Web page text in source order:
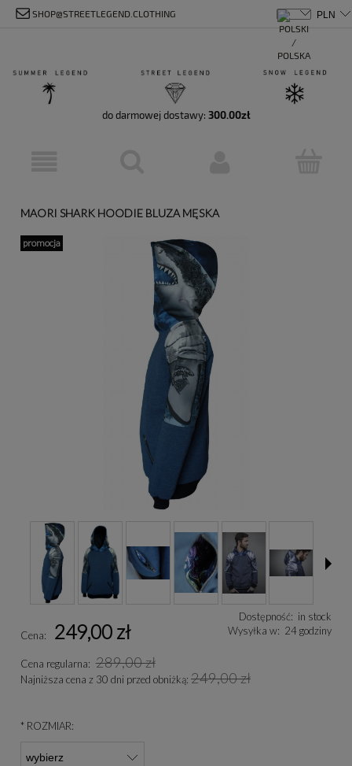
SHOP@STREETLEGEND.CLOTHING
do darmowej dostawy: 300.00zł
MAORI SHARK HOODIE BLUZA MĘSKA
promocja
Dostępność: in stock
Wysyłka w: 24 godziny
Cena: 249,00 zł
Cena regularna: 289,00 zł
Najniższa cena z 30 dni przed obniżką: 249,00 zł
* ROZMIAR: